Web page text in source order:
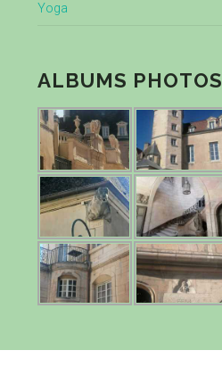
Yoga
ALBUMS PHOTOS